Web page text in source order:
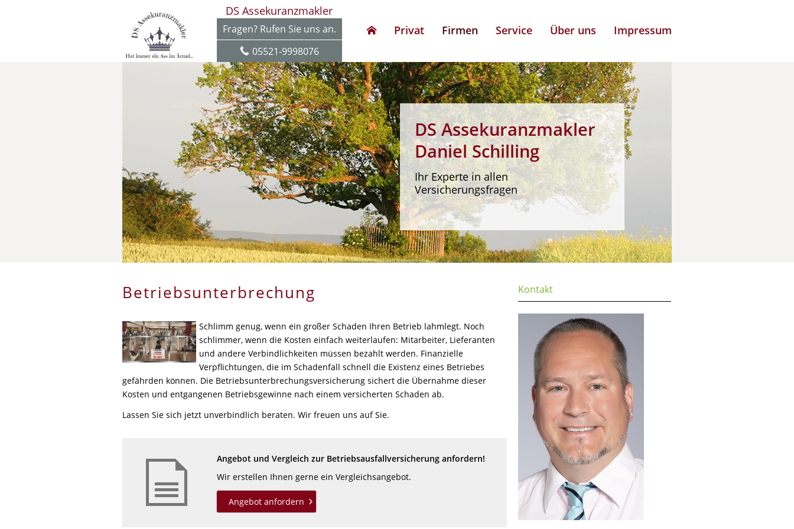
Privat Firmen Service Über uns Impressum
DS Assekuranzmakler
Fragen? Rufen Sie uns an.
05521-9998076
DS Assekuranzmakler
Daniel Schilling
Ihr Experte in allen
Versicherungsfragen
Kontakt
Betriebsunterbrechung
Schlimm genug, wenn ein großer Schaden Ihren Betrieb lahmlegt. Noch
schlimmer, wenn die Kosten einfach weiterlaufen: Mitarbeiter, Lieferanten
und andere Verbindlichkeiten müssen bezahlt werden. Finanzielle
Verpflichtungen, die im Schadenfall schnell die Existenz eines Betriebes
gefährden können. Die Betriebsunterbrechungsversicherung sichert die Übernahme dieser
Kosten und entgangenen Betriebsgewinne nach einem versicherten Schaden ab.
Lassen Sie sich jetzt unverbindlich beraten. Wir freuen uns auf Sie.
Angebot und Vergleich zur Betriebsausfallversicherung anfordern!
Wir erstellen Ihnen gerne ein Vergleichsangebot.
Angebot anfordern